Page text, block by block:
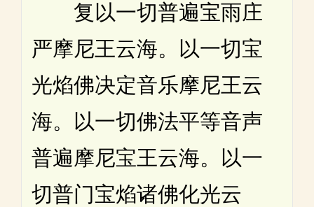
复以一切普遍宝雨庄
严摩尼王云海。以一切宝
光焰佛决定音乐摩尼王云
海。以一切佛法平等音声
普遍摩尼宝王云海。以一
切普门宝焰诸佛化光云